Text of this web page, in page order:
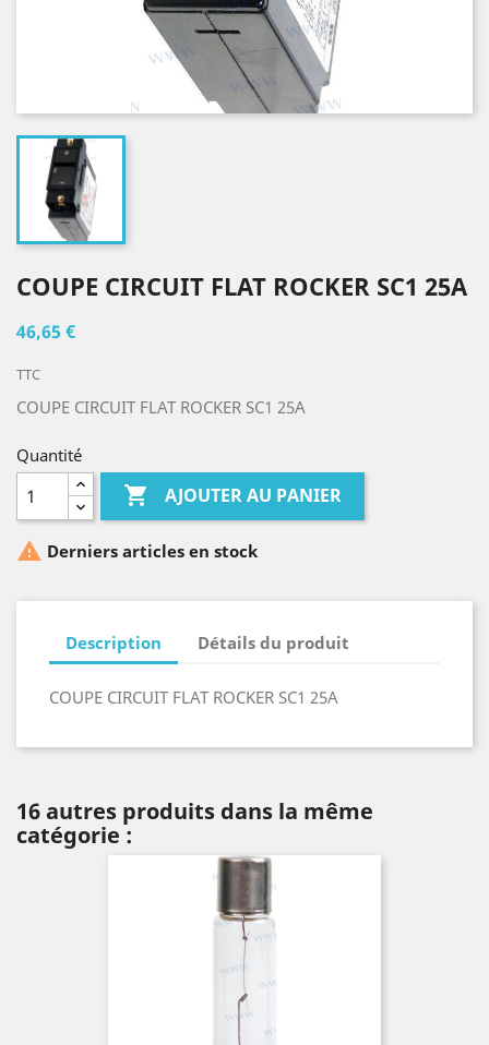
COUPE CIRCUIT FLAT ROCKER SC1 25A
46,65 €
TTC
COUPE CIRCUIT FLAT ROCKER SC1 25A
Quantité
 AJOUTER AU PANIER
 Derniers articles en stock
Description Détails du produit
COUPE CIRCUIT FLAT ROCKER SC1 25A
16 autres produits dans la même
catégorie :